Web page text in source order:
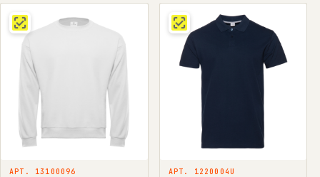
–
1470 ₽
–
500 ₽
АРТ. 13100096 АРТ. 1220004U